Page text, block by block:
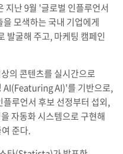
지난 9월 '글로벌 인플루언서
모색하는 국내 기업에게
발굴해 주고, 마케팅 캠페인
의 콘텐츠를 실시간으로
AI(Featuring AI)'를 기반으로,
루언서 후보 선정부터 섭외,
자동화 시스템으로 구현해
준다.